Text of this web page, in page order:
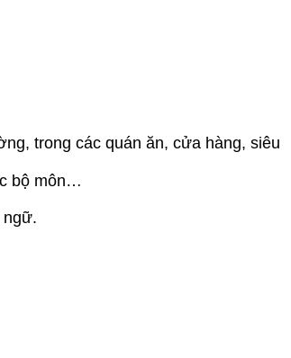
trong các quán ăn, cửa hàng, siêu
bộ môn…
ngữ.